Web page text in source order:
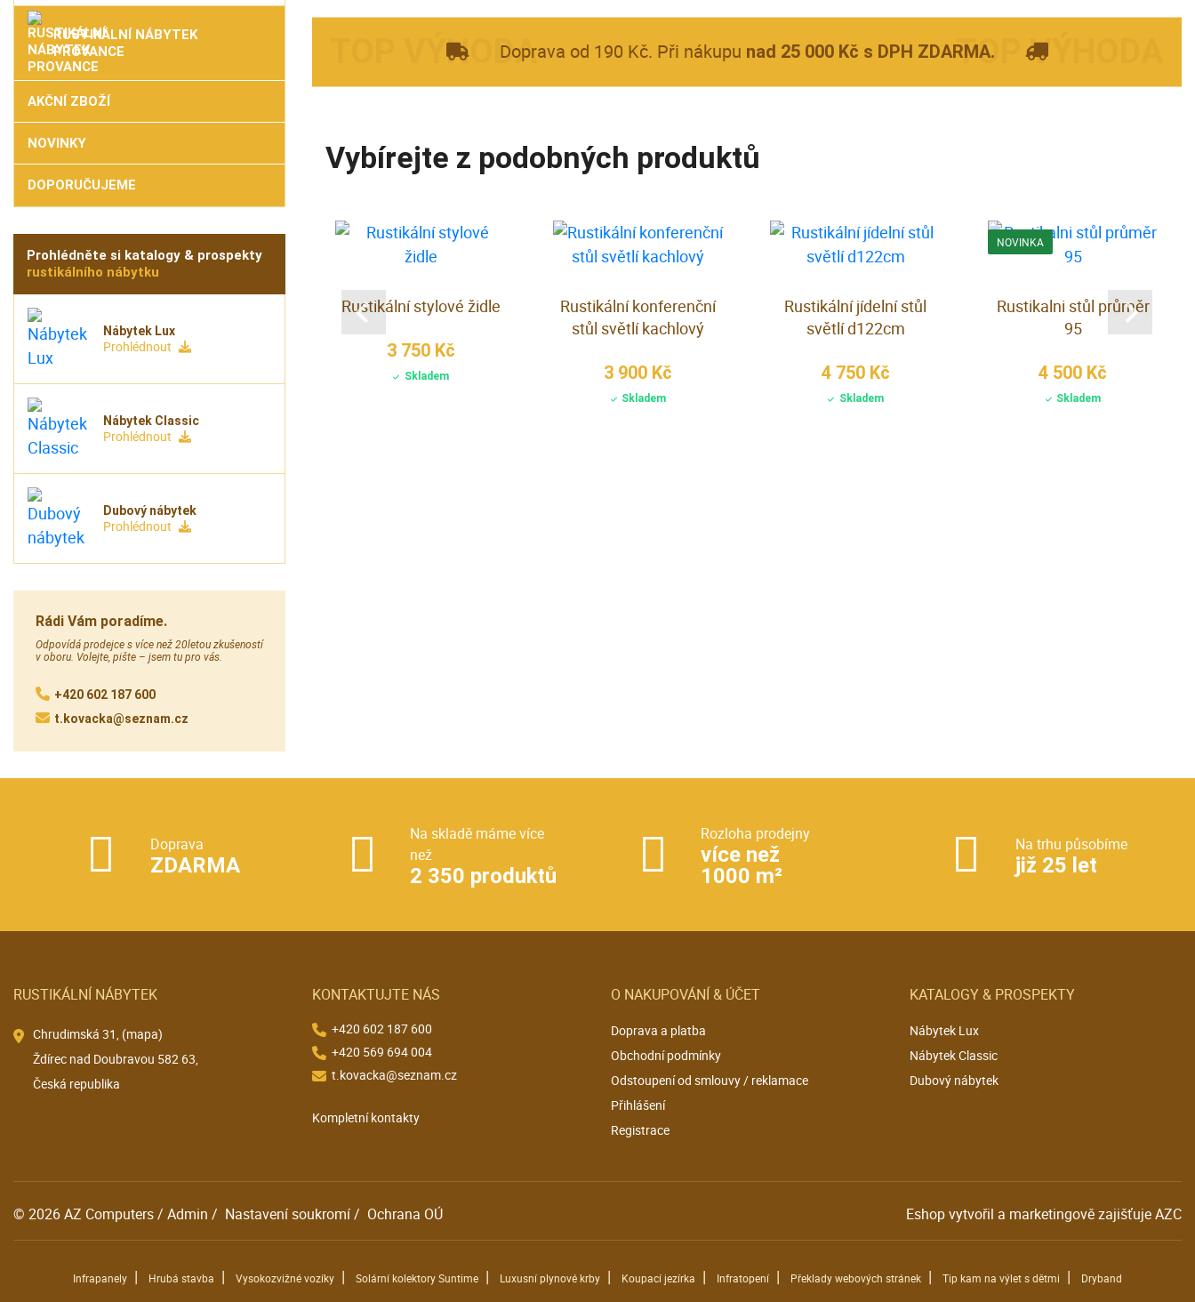
RUSTIKÁLNÍ NÁBYTEK
PROVANCE
AKČNÍ ZBOŽÍ
NOVINKY
DOPORUČUJEME
Prohlédněte si katalogy & prospekty
rustikálního nábytku
Nábytek Lux
Prohlédnout
Nábytek Classic
Prohlédnout
Dubový nábytek
Prohlédnout
Rádi Vám poradíme.
Odpovídá prodejce s více než 20letou zkušeností
v oboru. Volejte, pište – jsem tu pro vás.
+420 602 187 600
t.kovacka@seznam.cz
Doprava od 190 Kč. Při nákupu nad 25 000 Kč s DPH ZDARMA.
Vybírejte z podobných produktů
stul Jídelní křesílko
2 250 Kč
skladem
Rustikální stylové židle
3 750 Kč
Skladem
Rustikální konferenční
stůl světlí kachlový
3 900 Kč
Skladem
Rustikální jídelní stůl
světlí d122cm
4 750 Kč
Skladem
NOVINKA
Rustikalni stůl průměr
95
4 500 Kč
Skladem
Doprava
ZDARMA
Na skladě máme více
než
2 350 produktů
Rozloha prodejny
více než
1000 m²
Na trhu působíme
již 25 let
RUSTIKÁLNÍ NÁBYTEK
Chrudimská 31, (mapa)
Ždírec nad Doubravou 582 63,
Česká republika
KONTAKTUJTE NÁS
+420 602 187 600
+420 569 694 004
t.kovacka@seznam.cz
Kompletní kontakty
O NAKUPOVÁNÍ & ÚČET
Doprava a platba
Obchodní podmínky
Odstoupení od smlouvy / reklamace
Přihlášení
Registrace
KATALOGY & PROSPEKTY
Nábytek Lux
Nábytek Classic
Dubový nábytek
© 2026AZ Computers/ Admin / Nastavení soukromí/ Ochrana OÚ Eshop vytvořil a marketingově zajišťujeAZC
Infrapanely | Hrubá stavba | Vysokozvižné vozíky | Solární kolektory Suntime | Luxusní plynové krby | Koupací jezírka | Infratopení | Překlady webových stránek | Tip kam na výlet s dětmi | Dryband